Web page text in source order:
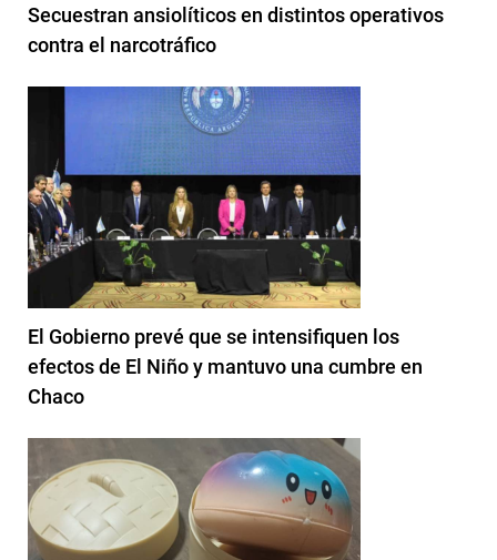
Secuestran ansiolíticos en distintos operativos
contra el narcotráfico
El Gobierno prevé que se intensifiquen los
efectos de El Niño y mantuvo una cumbre en
Chaco